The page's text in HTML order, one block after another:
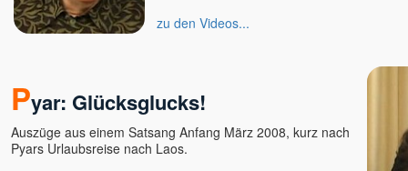
zu den Videos...
Pyar: Glücksglucks!
Auszüge aus einem Satsang Anfang März 2008, kurz nach
Pyars Urlaubsreise nach Laos.